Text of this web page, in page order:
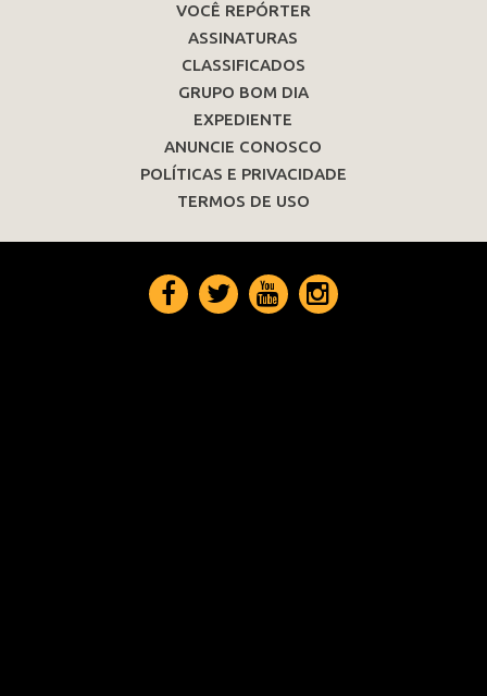
VOCÊ REPÓRTER
ASSINATURAS
CLASSIFICADOS
GRUPO BOM DIA
EXPEDIENTE
ANUNCIE CONOSCO
POLÍTICAS E PRIVACIDADE
TERMOS DE USO